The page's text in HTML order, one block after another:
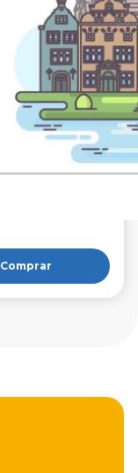
Comprar